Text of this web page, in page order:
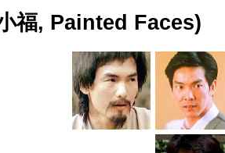
福, Painted Faces)